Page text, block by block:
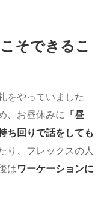
そできるこ
をやっていました
、お昼休みに
「昼
ち回りで話をしても
り、フレックスの人
はワーケーションに